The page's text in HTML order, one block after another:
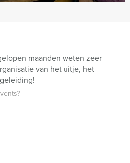
maanden weten zeer
van het uitje, het